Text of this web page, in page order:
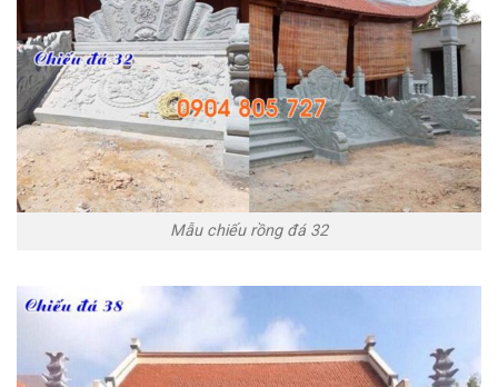
Mẫu chiếu rồng đá 32